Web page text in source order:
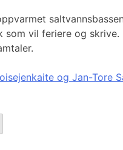
vil feriere og
og Jan-Tore